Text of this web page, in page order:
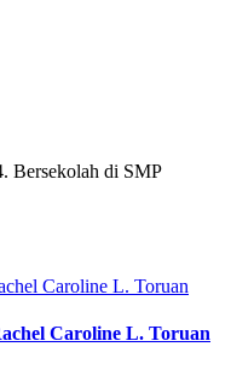
Bersekolah di SMP
Caroline L. Toruan